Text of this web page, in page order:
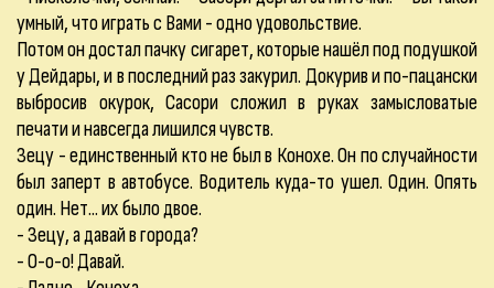
умный, что играть с Вами - одно удовольствие.
Потом он достал пачку сигарет, которые нашёл под подушкой
у Дейдары, и в последний раз закурил. Докурив и по-пацански
выбросив окурок, Сасори сложил в руках замысловатые
печати и навсегда лишился чувств.
Зецу - единственный кто не был в Конохе. Он по случайности
был заперт в автобусе. Водитель куда-то ушел. Один. Опять
один. Нет... их было двое.
- Зецу, а давай в города?
- О-о-о! Давай.